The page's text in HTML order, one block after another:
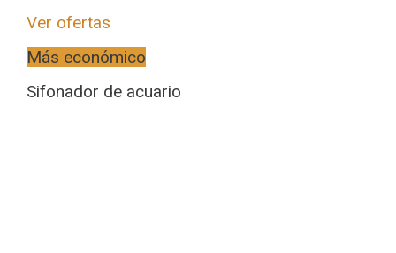
Ver ofertas
Más económico
Sifonador de acuario